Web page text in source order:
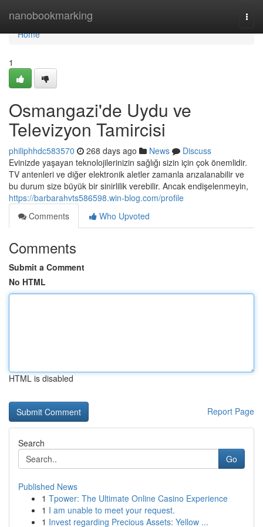
nanobookmarking
Home
Home
1
Osmangazi'de Uydu ve
Televizyon Tamircisi
philiphhdc583570 268 days ago News
Discuss
Evinizde yaşayan teknolojilerinizin sağlığı sizin için çok önemlidir.
TV antenleri ve diğer elektronik aletler zamanla arızalanabilir ve
bu durum size büyük bir sinirlilik verebilir. Ancak endişelenmeyin,
https://barbarahvts586598.win-blog.com/profile
Comments
Who Upvoted
Comments
Submit a Comment
No HTML
HTML is disabled
Report Page
Search
Go
Published News
1 Tpower: The Ultimate Online Casino Experience
1 I am unable to meet your request.
1 Invest regarding Precious Assets: Yellow ...